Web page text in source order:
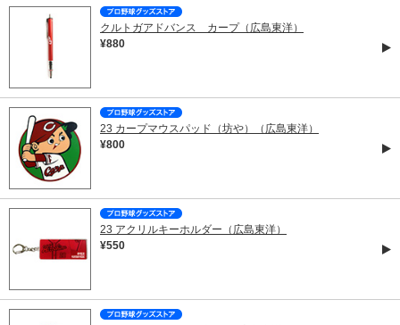
クルトガアドバンス カープ（広島東洋）
¥880
23 カープマウスパッド（坊や）（広島東洋）
¥800
23 アクリルキーホルダー（広島東洋）
¥550